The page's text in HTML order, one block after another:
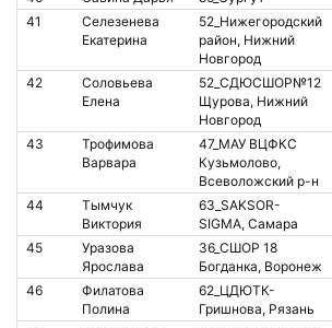
41
Селезенева
Екатерина
52_Нижегородский
район, Нижний
Новгород
42
Соловьева
Елена
52_СДЮСШОР№12
Щурова, Нижний
Новгород
43
Трофимова
Варвара
47_МАУ ВЦФКС
Кузьмолово,
Всеволожский р-н
44
Тымчук
Виктория
63_SAKSOR-
SIGMA, Самара
45
Уразова
Ярослава
36_СШОР 18
Богданка, Воронеж
46
Филатова
Полина
62_ЦДЮТК-
Гришнова, Рязань